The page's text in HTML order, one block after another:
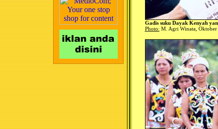
Gadis suku Dayak Kenyah
Photo: M. Agri Winata, Oktober